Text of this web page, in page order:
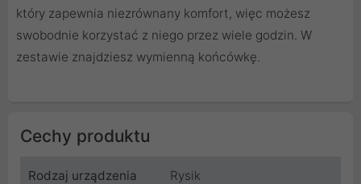
który zapewnia niezrównany komfort, więc możesz
swobodnie korzystać z niego przez wiele godzin. W
zestawie znajdziesz wymienną końcówkę.
Cechy produktu
Rodzaj urządzenia Rysik